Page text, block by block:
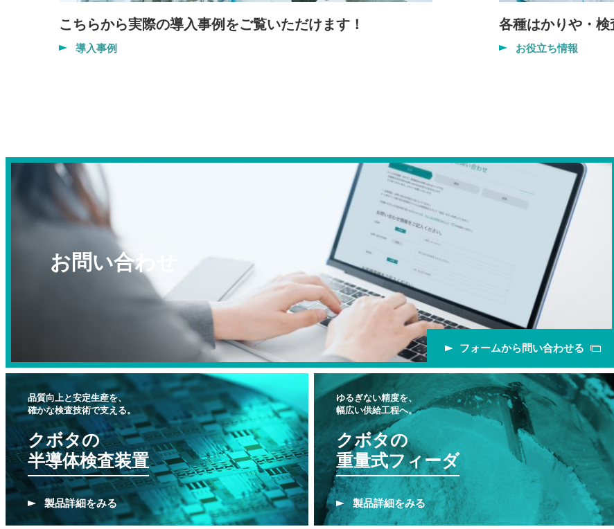
こちらから実際の導入事例をご覧いただけます！
導入事例
各種はかりや・検
お役立ち情報
お問い合わせ
フォームから問い合わせる
品質向上と安定生産を、
確かな検査技術で支える。
クボタの
半導体検査装置
製品詳細をみる
ゆるぎない精度を、
幅広い供給工程へ。
クボタの
重量式フィーダ
製品詳細をみる